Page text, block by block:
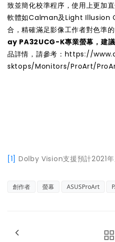
致並簡化校準程序，使用上更加
軟體如Calman及Light Illusion
合，精確滿足影像工作者對色準的
ay PA32UCG-K專業螢幕，建
品詳情，請參考： https://
sktops/Monitors/ProArt/
[1] Dolby Vision支援預計2021
創作者 螢幕 ASUSProArt